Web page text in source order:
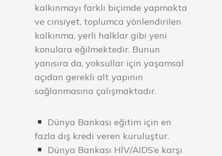
kalkınmayı farklı biçimde yapmakta
ve cinsiyet, toplumca yönlendirilen
kalkınma, yerli halklar gibi yeni
konulara eğilmektedir. Bunun
yanısıra da, yoksullar için yaşamsal
açıdan gerekli alt yapının
sağlanmasına çalışmaktadır.
Dünya Bankası eğitim için en
fazla dış kredi veren kuruluştur.
Dünya Bankası HİV/AIDS’e karşı